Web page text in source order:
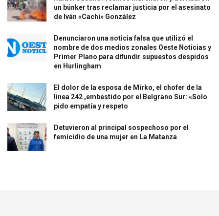
un búnker tras reclamar justicia por el asesinato
de Iván «Cachi» González
Denunciaron una noticia falsa que utilizó el
nombre de dos medios zonales Oeste Noticias y
Primer Plano para difundir supuestos despidos
en Hurlingham
El dolor de la esposa de Mirko, el chofer de la
linea 242 ,embestido por el Belgrano Sur: «Solo
pido empatía y respeto
Detuvieron al principal sospechoso por el
femicidio de una mujer en La Matanza